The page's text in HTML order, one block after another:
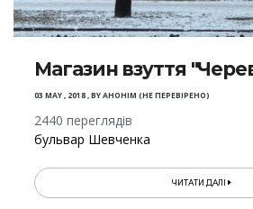
Магазин взуття
03 MAY , 2018,BYАНОНІМ (НЕ ПЕРЕВІРЕНО)
2440 переглядів
бульвар Шевченка
ЧИТАТИ ДАЛІ